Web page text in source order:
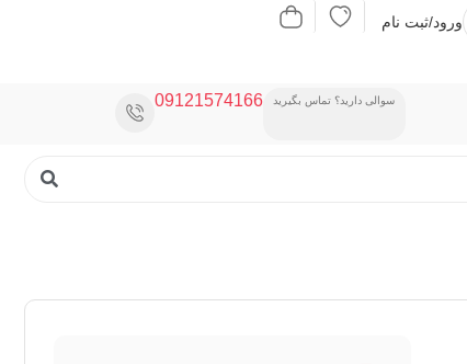
ورود/ثبت نام
سوالی دارید؟ تماس بگیرید 09121574166